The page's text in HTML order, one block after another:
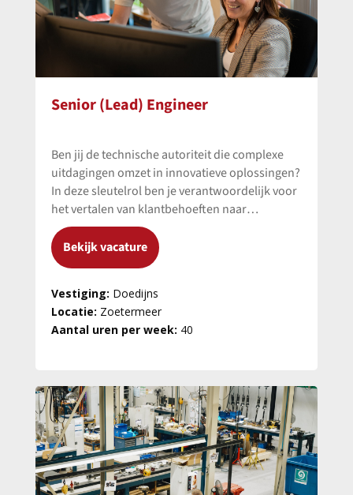
Senior (Lead) Engineer
Ben jij de technische autoriteit die complexe
uitdagingen omzet in innovatieve oplossingen?
In deze sleutelrol ben je verantwoordelijk voor
het vertalen van klantbehoeften naar
hoogwaardige hydraulische
systeemoplossingen. Je combineert
diepgaande technische kennis met
verdere ontwikkeling van zowel onze
producten & systemen als onze engineers.
Bekijk vacature
Vestiging: Doedijns
Locatie: Zoetermeer
Aantal uren per week: 40